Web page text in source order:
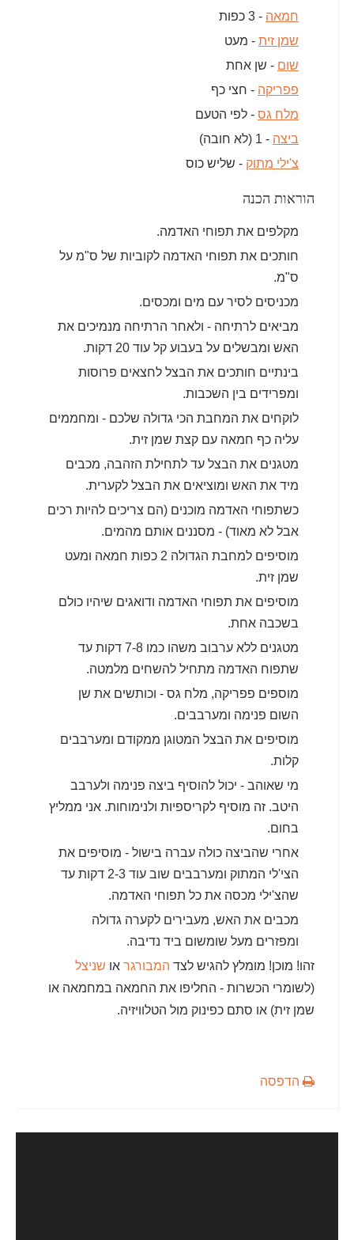
חמאה - 3 כפות
שמן זית - מעט
שום - שן אחת
פפריקה - חצי כף
מלח גס - לפי הטעם
ביצה - 1 (לא חובה)
צ'ילי מתוק - שליש כוס
הוראות הכנה
מקלפים את תפוחי האדמה.
חותכים את תפוחי האדמה לקוביות של ס"מ על
ס"מ.
מכניסים לסיר עם מים ומכסים.
מביאים לרתיחה - ולאחר הרתיחה מנמיכים את
האש ומבשלים על בעבוע קל עוד 20 דקות.
בינתיים חותכים את הבצל לחצאים פרוסות
ומפרידים בין השכבות.
לוקחים את המחבת הכי גדולה שלכם - ומחממים
עליה כף חמאה עם קצת שמן זית.
מטגנים את הבצל עד לתחילת הזהבה, מכבים
מיד את האש ומוציאים את הבצל לקערית.
כשתפוחי האדמה מוכנים (הם צריכים להיות רכים
אבל לא מאוד) - מסננים אותם מהמים.
מוסיפים למחבת הגדולה 2 כפות חמאה ומעט
שמן זית.
מוסיפים את תפוחי האדמה ודואגים שיהיו כולם
בשכבה אחת.
מטגנים ללא ערבוב משהו כמו 7-8 דקות עד
שתפוח האדמה מתחיל להשחים מלמטה.
מוספים פפריקה, מלח גס - וכותשים את שן
השום פנימה ומערבבים.
מוסיפים את הבצל המטוגן ממקודם ומערבבים
קלות.
מי שאוהב - יכול להוסיף ביצה פנימה ולערבב
היטב. זה מוסיף לקריספיות ולנימוחות. אני ממליץ
בחום.
אחרי שהביצה כולה עברה בישול - מוסיפים את
הצי'לי המתוק ומערבבים שוב עוד 2-3 דקות עד
שהצ'ילי מכסה את כל תפוחי האדמה.
מכבים את האש, מעבירים לקערה גדולה
ומפזרים מעל שומשום ביד נדיבה.
זהו! מוכן! מומלץ להגיש לצד המבורגר או שניצל
(לשומרי הכשרות - החליפו את החמאה במחמאה או
שמן זית) או סתם כפינוק מול הטלוויזיה.
הדפסה